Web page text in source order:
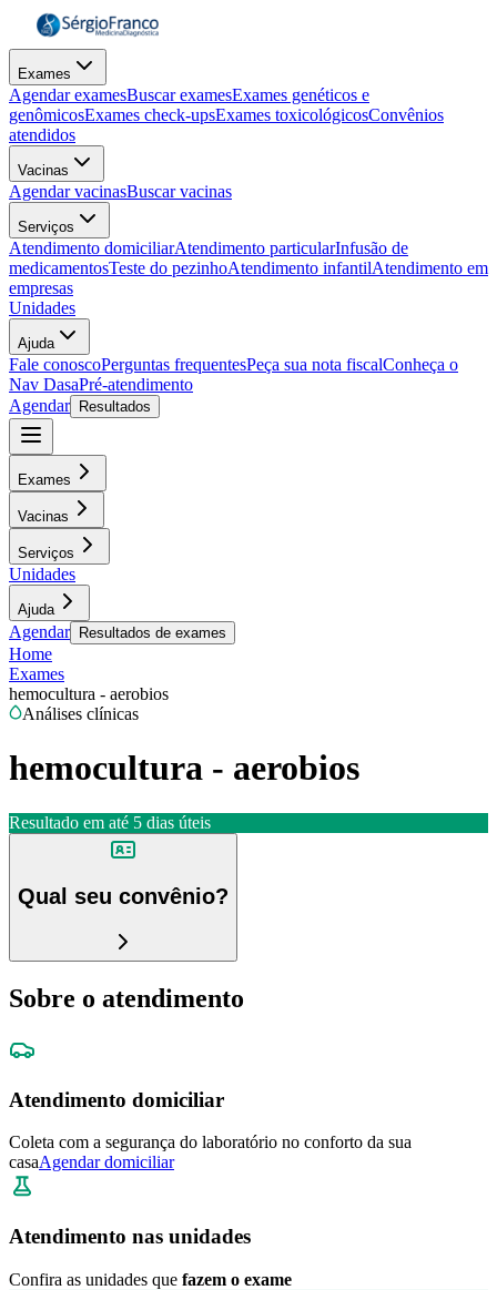
Exames
Agendar examesBuscar examesExames genéticos e
genômicosExames check-upsExames toxicológicosConvênios
atendidos
Vacinas
Agendar vacinasBuscar vacinas
Serviços
Atendimento domiciliarAtendimento particularInfusão de
medicamentosTeste do pezinhoAtendimento infantilAtendimento em
empresas
Unidades
Ajuda
Fale conoscoPerguntas frequentesPeça sua nota fiscalConheça o
Nav DasaPré-atendimento
Agendar
Resultados
Exames
Vacinas
Serviços
Unidades
Ajuda
Agendar Resultados de exames
Home
Exames
hemocultura - aerobios
Análises clínicas
hemocultura - aerobios
Resultado em até 5 dias úteis
Qual seu convênio?
Sobre o atendimento
Atendimento domiciliar
Coleta com a segurança do laboratório no conforto da sua
casaAgendar domiciliar
Atendimento nas unidades
Confira as unidades que fazem o exame